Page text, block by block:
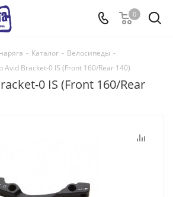
0
- Каталог - Велосипеды -
Avid Bracket-0 IS (Front 160/Rear 140)
0 IS (Front 160/Rear